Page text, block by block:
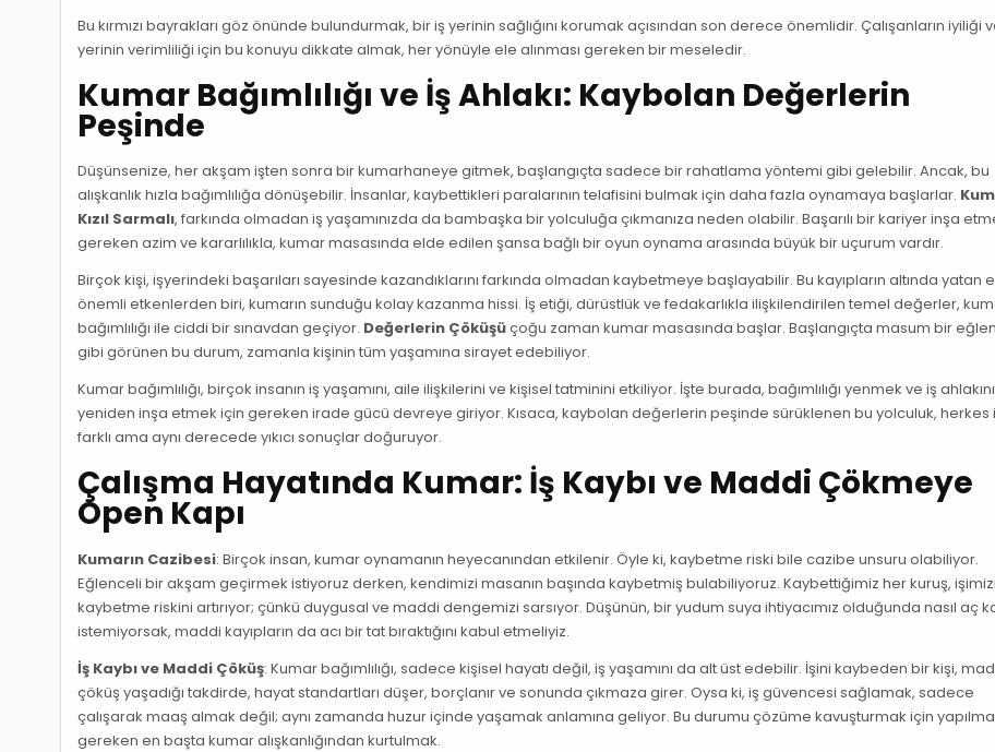
Bu kırmızı bayrakları göz önünde bulundurmak, bir iş yerinin sağlığını korumak açısından son derece önemlidir. Çalışanların iyiliği
yerinin verimliliği için bu konuyu dikkate almak, her yönüyle ele alınması gereken bir meseledir.
Kumar Bağımlılığı ve İş Ahlakı: Kaybolan Değerlerin
Peşinde
Düşünsenize, her akşam işten sonra bir kumarhaneye gitmek, başlangıçta sadece bir rahatlama yöntemi gibi gelebilir. Ancak, bu
alışkanlık hızla bağımlılığa dönüşebilir. İnsanlar, kaybettikleri paralarının telafisini bulmak için daha fazla oynamaya başlarlar.
Kızıl Sarmalı, farkında olmadan iş yaşamınızda da bambaşka bir yolculuğa çıkmanıza neden olabilir. Başarılı bir kariyer inşa
gereken azim ve kararlılıkla, kumar masasında elde edilen şansa bağlı bir oyun oynama arasında büyük bir uçurum vardır.
Birçok kişi, işyerindeki başarıları sayesinde kazandıklarını farkında olmadan kaybetmeye başlayabilir. Bu kayıpların altında yatan
önemli etkenlerden biri, kumarın sunduğu kolay kazanma hissi. İş etiği, dürüstlük ve fedakarlıkla ilişkilendirilen temel değerler,
bağımlılığı ile ciddi bir sınavdan geçiyor. Değerlerin Çöküşüçoğu zaman kumar masasında başlar. Başlangıçta masum bir
gibi görünen bu durum, zamanla kişinin tüm yaşamına sirayet edebiliyor.
Kumar bağımlılığı, birçok insanın iş yaşamını, aile ilişkilerini ve kişisel tatminini etkiliyor. İşte burada, bağımlılığı yenmek ve iş ahlakını
yeniden inşa etmek için gereken irade gücü devreye giriyor. Kısaca, kaybolan değerlerin peşinde sürüklenen bu yolculuk, herkes
farklı ama aynı derecede yıkıcı sonuçlar doğuruyor.
Çalışma Hayatında Kumar: İş Kaybı ve Maddi Çökmeye
Open Kapı
Kumarın Cazibesi: Birçok insan, kumar oynamanın heyecanından etkilenir. Öyle ki, kaybetme riski bile cazibe unsuru olabiliyor.
Eğlenceli bir akşam geçirmek istiyoruz derken, kendimizi masanın başında kaybetmiş bulabiliyoruz. Kaybettiğimiz her kuruş, işimizi
kaybetme riskini artırıyor; çünkü duygusal ve maddi dengemizi sarsıyor. Düşünün, bir yudum suya ihtiyacımız olduğunda nasıl aç
istemiyorsak, maddi kayıpların da acı bir tat bıraktığını kabul etmeliyiz.
İş Kaybı ve Maddi Çöküş: Kumar bağımlılığı, sadece kişisel hayatı değil, iş yaşamını da alt üst edebilir. İşini kaybeden bir kişi,
çöküş yaşadığı takdirde, hayat standartları düşer, borçlanır ve sonunda çıkmaza girer. Oysa ki, iş güvencesi sağlamak, sadece
çalışarak maaş almak değil; aynı zamanda huzur içinde yaşamak anlamına geliyor. Bu durumu çözüme kavuşturmak için
gereken en başta kumar alışkanlığından kurtulmak.